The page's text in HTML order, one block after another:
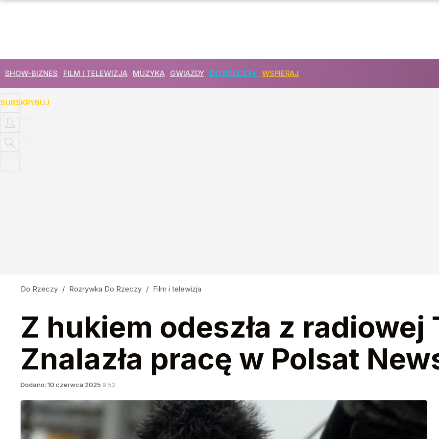
SHOW-BIZNES FILM I TELEWIZJA MUZYKA GWIAZDY DO RZECZY+ WSPIERAJ
SUBSKRYBUJ
ZALOGUJ
SZUKAJ
Do Rzeczy / Rozrywka Do Rzeczy / Film i telewizja
Z hukiem odeszła z radiowej
Znalazła pracę w Polsat
Dodano: 10 czerwca 2025 9:52